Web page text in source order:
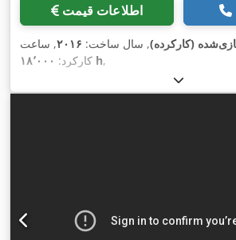
اطلاعات قیمت
(کارکرده), سال ساخت: ۲۰۱۶, ساعت
کارکرد: ۱۸٬۰۰۰ h,